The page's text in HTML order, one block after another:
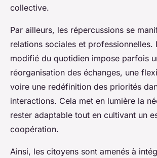
collective.
Par ailleurs, les répercussions se
relations sociales et professionnelles.
modifié du quotidien impose parfois
réorganisation des échanges, une
voire une redéfinition des priorités
interactions. Cela met en lumière la
rester adaptable tout en cultivant un
coopération.
Ainsi, les citoyens sont amenés à